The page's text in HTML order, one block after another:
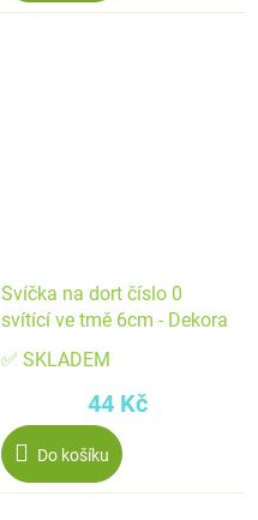
Svíčka na dort číslo 0
svítící ve tmě 6cm - Dekora
✅ SKLADEM
44 Kč
Do košíku